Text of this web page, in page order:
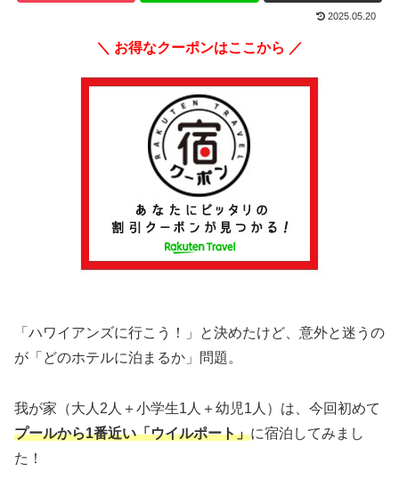
2025.05.20
＼ お得なクーポンはここから ／
「ハワイアンズに行こう！」と決めたけど、意外と迷うの
が「どのホテルに泊まるか」問題。
我が家（大人2人＋小学生1人＋幼児1人）は、今回初めて
プールから1番近い「ウイルポート」に宿泊してみまし
た！